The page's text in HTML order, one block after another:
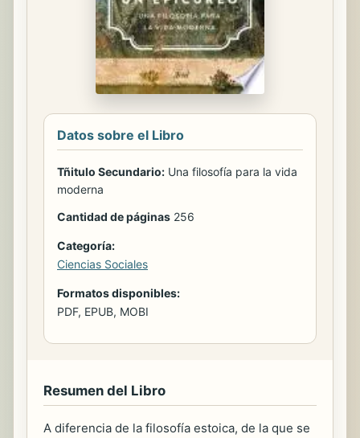
Datos sobre el Libro
Tñitulo Secundario: Una filosofía para la vida
moderna
Cantidad de páginas 256
Categoría:
Ciencias Sociales
Formatos disponibles:
PDF, EPUB, MOBI
Resumen del Libro
A diferencia de la filosofía estoica, de la que se